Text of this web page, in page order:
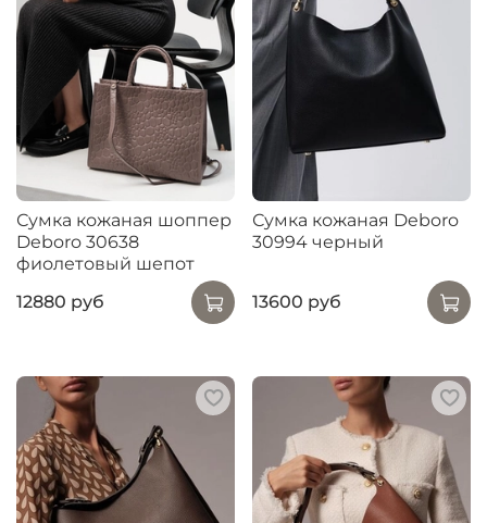
Сумка кожаная шоппер
Deboro 30638
фиолетовый шепот
12880 руб
Сумка кожаная Deboro
30994 черный
13600 руб